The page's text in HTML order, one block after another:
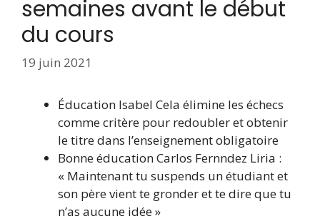
semaines avant le début
du cours
19 juin 2021
Éducation Isabel Cela élimine les échecs
comme critère pour redoubler et obtenir
le titre dans l’enseignement obligatoire
Bonne éducationCarlos Fernndez Liria :
« Maintenant tu suspends un étudiant et
son père vient te gronder et te dire que tu
n’as aucune idée »